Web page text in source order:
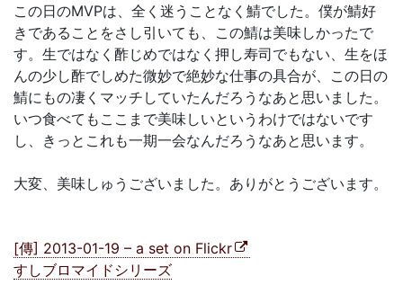
この日のMVPは、全く迷うことなく鯖でした。僕が鯖好
きであることをさし引いても、この鯖は美味しかったで
す。生ではなく酢じめではなく押し寿司でもない、生をほ
んの少し酢でしめた微妙で絶妙な仕事の具合が、この日の
鯖にもの凄くマッチしていたんだろうなあと思いました。
いつ食べてもここまで美味しいというわけではないです
し、きっとこれも一期一会なんだろうなあと思います。
大変、美味しゅうございました。ありがとうございます。
[傳] 2013-01-19 – a set on Flickr
すしブロマイドシリーズ